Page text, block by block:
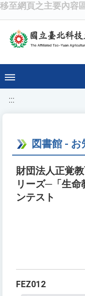
移至網頁之主要內容
:::
図書館 -
財団法人正覚
リーズ─「生命
ンテスト
FEZ012